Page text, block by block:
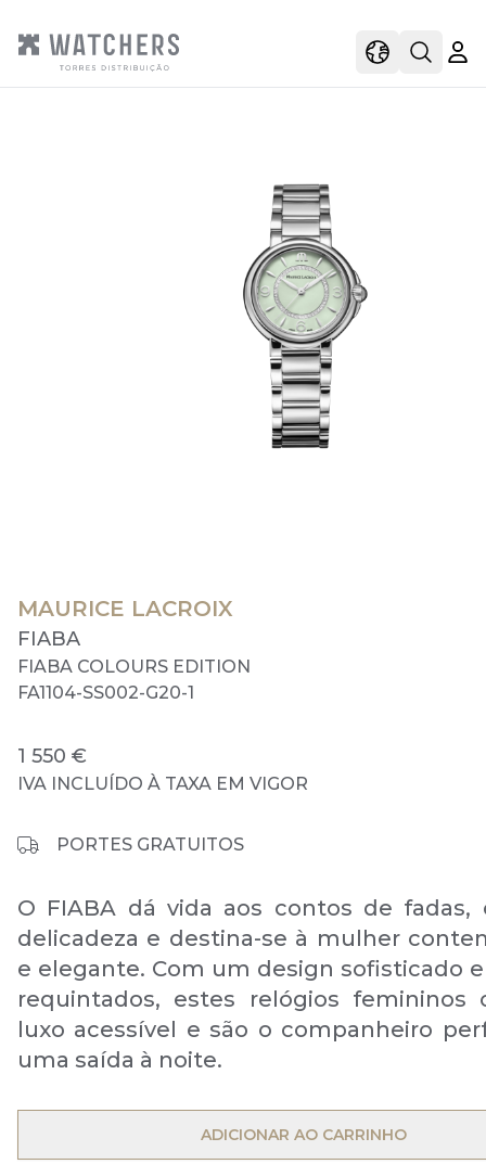
viewOpen
MAURICE LACROIX
FIABA
FIABA COLOURS EDITION
FA1104-SS002-G20-1
1 550 €
IVA INCLUÍDO À TAXA EM VIGOR
PORTES GRATUITOS
O FIABA dá vida aos contos de fadas,
delicadeza e destina-se à mulher
e elegante. Com um design sofisticado
requintados, estes relógios femininos
luxo acessível e são o companheiro
uma saída à noite.
OPEN MENU
ADICIONAR AO CARRINHO